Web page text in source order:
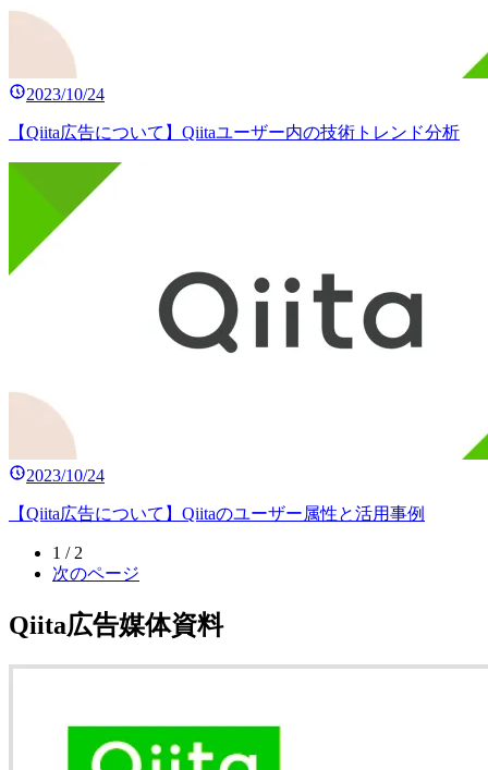
2023/10/24
【Qiita広告について】Qiitaユーザー内の技術トレンド分析
2023/10/24
【Qiita広告について】Qiitaのユーザー属性と活用事例
1 / 2
次のページ
Qiita広告媒体資料